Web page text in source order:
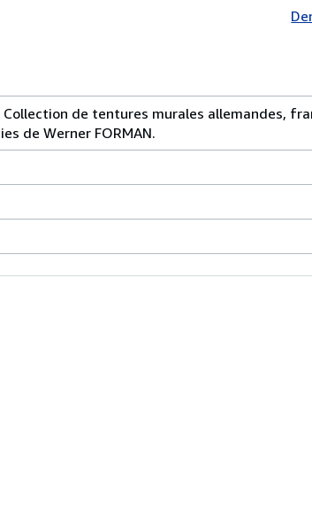
de tentures murales allemandes,
de Werner FORMAN.